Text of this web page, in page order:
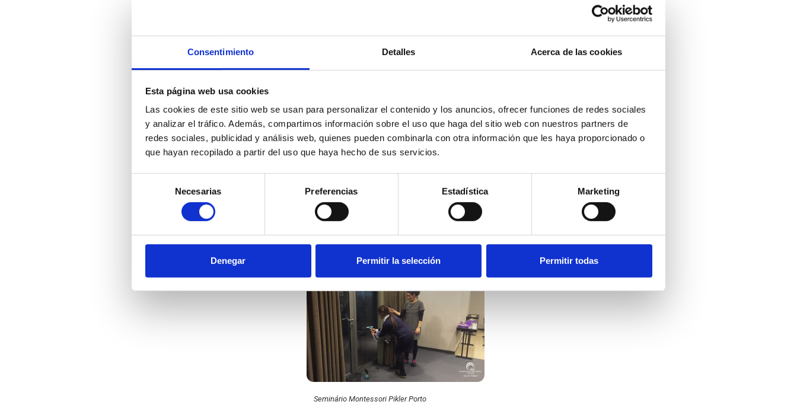
Consentimiento Detalles Acerca de las cookies
Esta página web usa cookies
Las cookies de este sitio web se usan para personalizar el contenido y los anuncios, ofrecer funciones de redes sociales
y analizar el tráfico. Además, compartimos información sobre el uso que haga del sitio web con nuestros partners de
redes sociales, publicidad y análisis web, quienes pueden combinarla con otra información que les haya proporcionado o
que hayan recopilado a partir del uso que haya hecho de sus servicios.
consentimiento
Necesarias Preferencias Estadística Marketing
Denegar Permitir la selección Permitir todas
Seminário Montessori Pikler Porto
Seminário Montessori Pikler Porto